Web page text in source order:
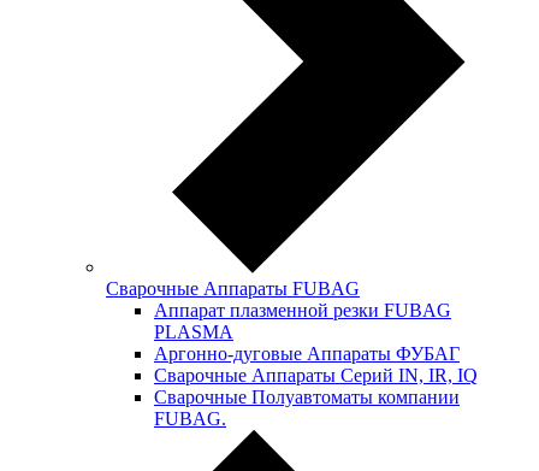
Сварочные Аппараты FUBAG
Аппарат плазменной резки FUBAG
PLASMA
Аргонно-дуговые Аппараты ФУБАГ
Сварочные Аппараты Серий IN, IR, IQ
Сварочные Полуавтоматы компании
FUBAG.